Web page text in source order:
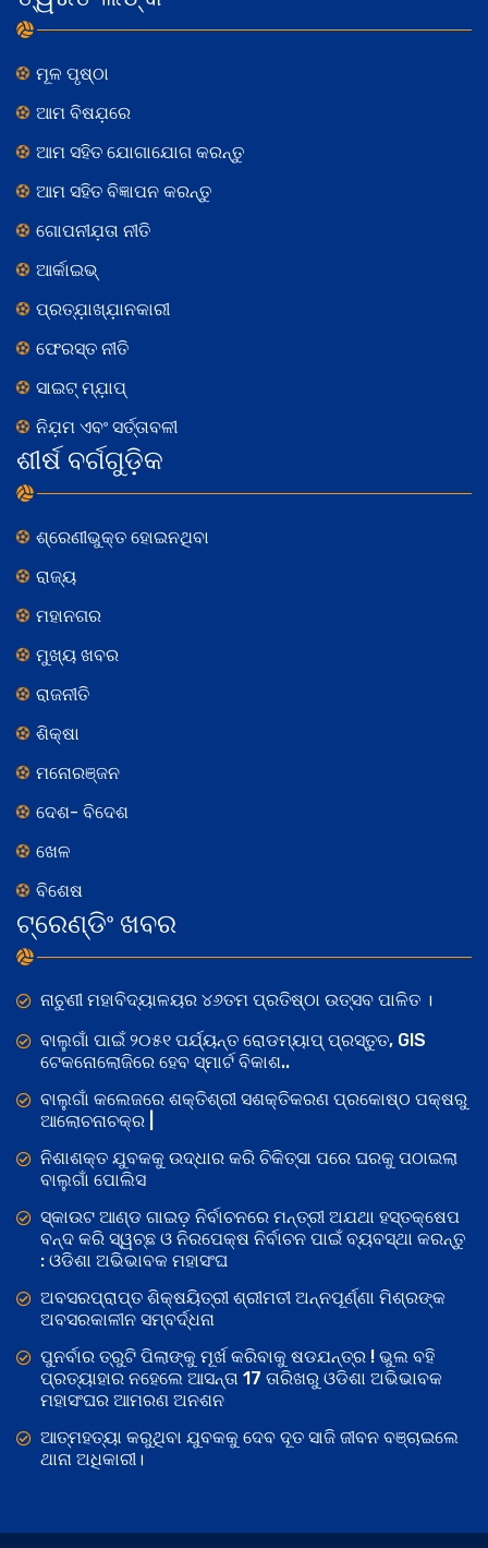
ମୂଳ ପୃଷ୍ଠା
ଆମ ବିଷଯ଼ରେ
ଆମ ସହିତ ଯୋଗାଯୋଗ କରନ୍ତୁ
ଆମ ସହିତ ବିଜ୍ଞାପନ କରନ୍ତୁ
ଗୋପନୀଯ଼ତା ନୀତି
ଆର୍କାଇଭ୍
ପ୍ରତ୍ଯ଼ାଖ୍ଯ଼ାନକାରୀ
ଫେରସ୍ତ ନୀତି
ସାଇଟ୍ ମ୍ଯ଼ାପ୍
ନିଯ଼ମ ଏବଂ ସର୍ତ୍ତାବଳୀ
ଶୀର୍ଷ ବର୍ଗଗୁଡ଼ିକ
ଶ୍ରେଣୀଭୁକ୍ତ ହୋଇନଥିବା
ରାଜ୍ୟ
ମହାନଗର
ମୁଖ୍ୟ ଖବର
ରାଜନୀତି
ଶିକ୍ଷା
ମନୋରଞ୍ଜନ
ଦେଶ- ବିଦେଶ
ଖେଳ
ବିଶେଷ
ଟ୍ରେଣ୍ଡିଂ ଖବର
ନାଚୁଣୀ ମହାବିଦ୍ୟାଳୟର ୪୬ତମ ପ୍ରତିଷ୍ଠା ଉତ୍ସବ ପାଳିତ ।
ବାଲୁଗାଁ ପାଇଁ ୨୦୫୧ ପର୍ଯ୍ୟନ୍ତ ରୋଡମ୍ୟାପ୍ ପ୍ରସ୍ତୁତ, GIS
ଟେକନୋଲୋଜିରେ ହେବ ସ୍ମାର୍ଟ ବିକାଶ..
ବାଲୁଗାଁ କଲେଜରେ ଶକ୍ତିଶ୍ରୀ ସଶକ୍ତିକରଣ ପ୍ରକୋଷ୍ଠ ପକ୍ଷରୁ
ଆଲୋଚନାଚକ୍ର |
ନିଶାଶକ୍ତ ଯୁବକକୁ ଉଦ୍ଧାର କରି ଚିକିତ୍ସା ପରେ ଘରକୁ ପଠାଇଲା
ବାଲୁଗାଁ ପୋଲିସ
ସ୍କାଉଟ ଆଣ୍ଡ ଗାଇଡ଼ ନିର୍ବାଚନରେ ମନ୍ତ୍ରୀ ଅଯଥା ହସ୍ତକ୍ଷେପ
ବନ୍ଦ କରି ସ୍ୱଚ୍ଛ ଓ ନିରପେକ୍ଷ ନିର୍ବାଚନ ପାଇଁ ବ୍ୟବସ୍ଥା କରନ୍ତୁ
: ଓଡିଶା ଅଭିଭାବକ ମହାସଂଘ
ଅବସରପ୍ରାପ୍ତ ଶିକ୍ଷୟିତ୍ରୀ ଶ୍ରୀମତୀ ଅନ୍ନପୂର୍ଣ୍ଣା ମିଶ୍ରଙ୍କ
ଅବସରକାଳୀନ ସମ୍ବର୍ଦ୍ଧନା
ପୁନର୍ବାର ତ୍ରୁଟି ପିଲାଙ୍କୁ ମୂର୍ଖ କରିବାକୁ ଷଡଯନ୍ତ୍ର ! ଭୁଲ ବହି
ପ୍ରତ୍ୟାହାର ନହେଲେ ଆସନ୍ତା 17 ତାରିଖରୁ ଓଡିଶା ଅଭିଭାବକ
ମହାସଂଘର ଆମରଣ ଅନଶନ
ଆତ୍ମହତ୍ୟା କରୁଥିବା ଯୁବକକୁ ଦେବ ଦୂତ ସାଜି ଜୀବନ ବଞ୍ଚାଇଲେ
ଥାନା ଅଧିକାରୀ।